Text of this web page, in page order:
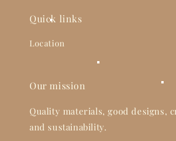
Quick links
Location
Our mission
Quality materials, good designs,
and sustainability.